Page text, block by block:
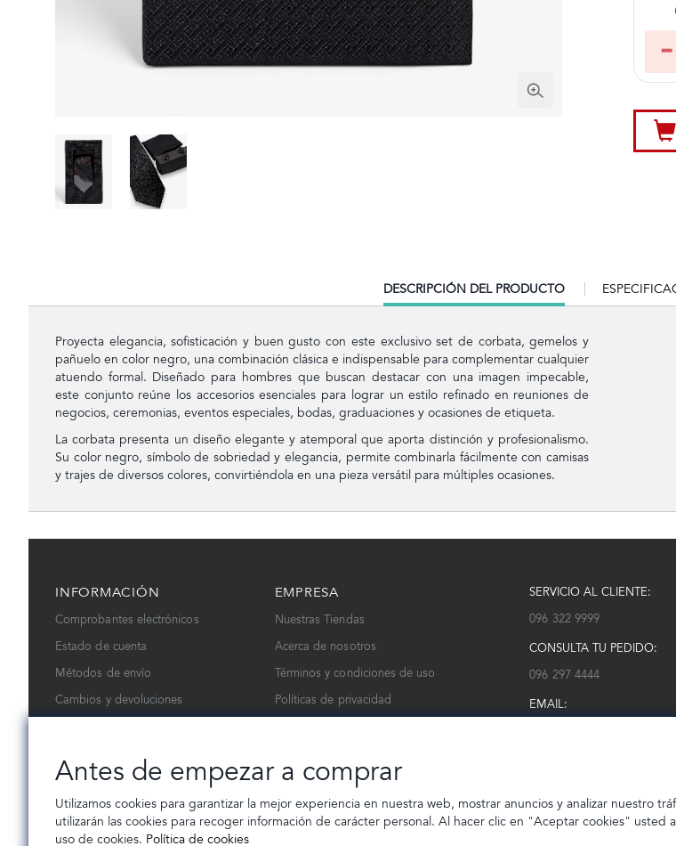
CURRENT
TAB:
DESCRIPCIÓN DEL PRODUCTO
Proyecta elegancia, sofisticación y buen gusto con este exclusivo set de corbata, gemelos y
pañuelo en color negro, una combinación clásica e indispensable para complementar cualquier
atuendo formal. Diseñado para hombres que buscan destacar con una imagen impecable,
este conjunto reúne los accesorios esenciales para lograr un estilo refinado en reuniones de
negocios, ceremonias, eventos especiales, bodas, graduaciones y ocasiones de etiqueta.
La corbata presenta un diseño elegante y atemporal que aporta distinción y profesionalismo.
Su color negro, símbolo de sobriedad y elegancia, permite combinarla fácilmente con camisas
y trajes de diversos colores, convirtiéndola en una pieza versátil para múltiples ocasiones.
INFORMACIÓN
Comprobantes electrónicos
Estado de cuenta
Métodos de envío
Cambios y devoluciones
EMPRESA
Nuestras Tiendas
Acerca de nosotros
Términos y condiciones de uso
Políticas de privacidad
SERVICIO AL CLIENTE:
096 322 9999
CONSULTA TU PEDIDO:
096 297 4444
EMAIL:
Antes de empezar a comprar
Utilizamos cookies para garantizar la mejor experiencia en nuestra web, mostrar anuncios y analizar nuestro
utilizarán las cookies para recoger información de carácter personal. Al hacer clic en "Aceptar cookies" usted
uso de cookies. Política de cookies